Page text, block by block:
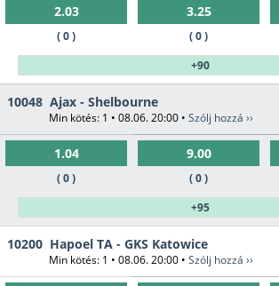
2.03
( 0 )
3.25
( 0 )
+90
10048 Ajax - Shelbourne
Min kötés: 1 • 08.06. 20:00 • Szólj hozzá ››
1.04
( 0 )
9.00
( 0 )
+95
10200 Hapoel TA - GKS Katowice
Min kötés: 1 • 08.06. 20:00 • Szólj hozzá ››